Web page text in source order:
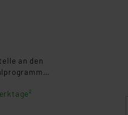
an den